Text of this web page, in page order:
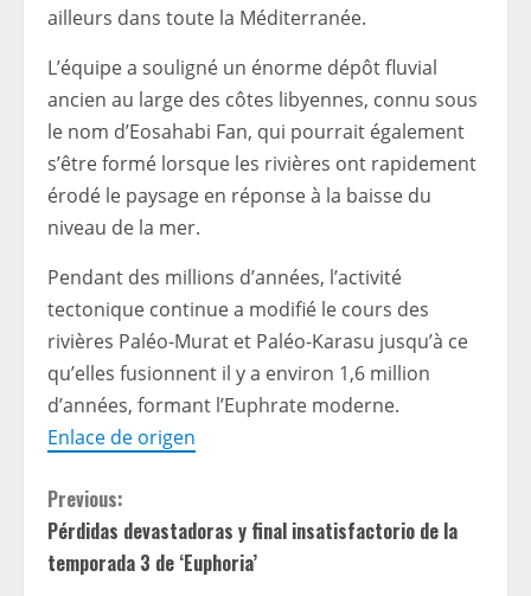
ailleurs dans toute la Méditerranée.
L’équipe a souligné un énorme dépôt fluvial
ancien au large des côtes libyennes, connu sous
le nom d’Eosahabi Fan, qui pourrait également
s’être formé lorsque les rivières ont rapidement
érodé le paysage en réponse à la baisse du
niveau de la mer.
Pendant des millions d’années, l’activité
tectonique continue a modifié le cours des
rivières Paléo-Murat et Paléo-Karasu jusqu’à ce
qu’elles fusionnent il y a environ 1,6 million
d’années, formant l’Euphrate moderne.
Enlace de origen
C
o
Previous:
Pérdidas devastadoras y final insatisfactorio de la
temporada 3 de ‘Euphoria’